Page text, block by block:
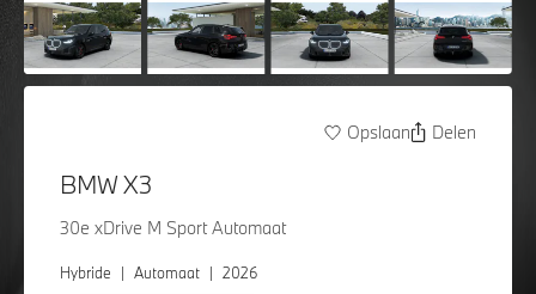
Opslaan Delen
BMW X3
30e xDrive M Sport Automaat
Hybride | Automaat | 2026